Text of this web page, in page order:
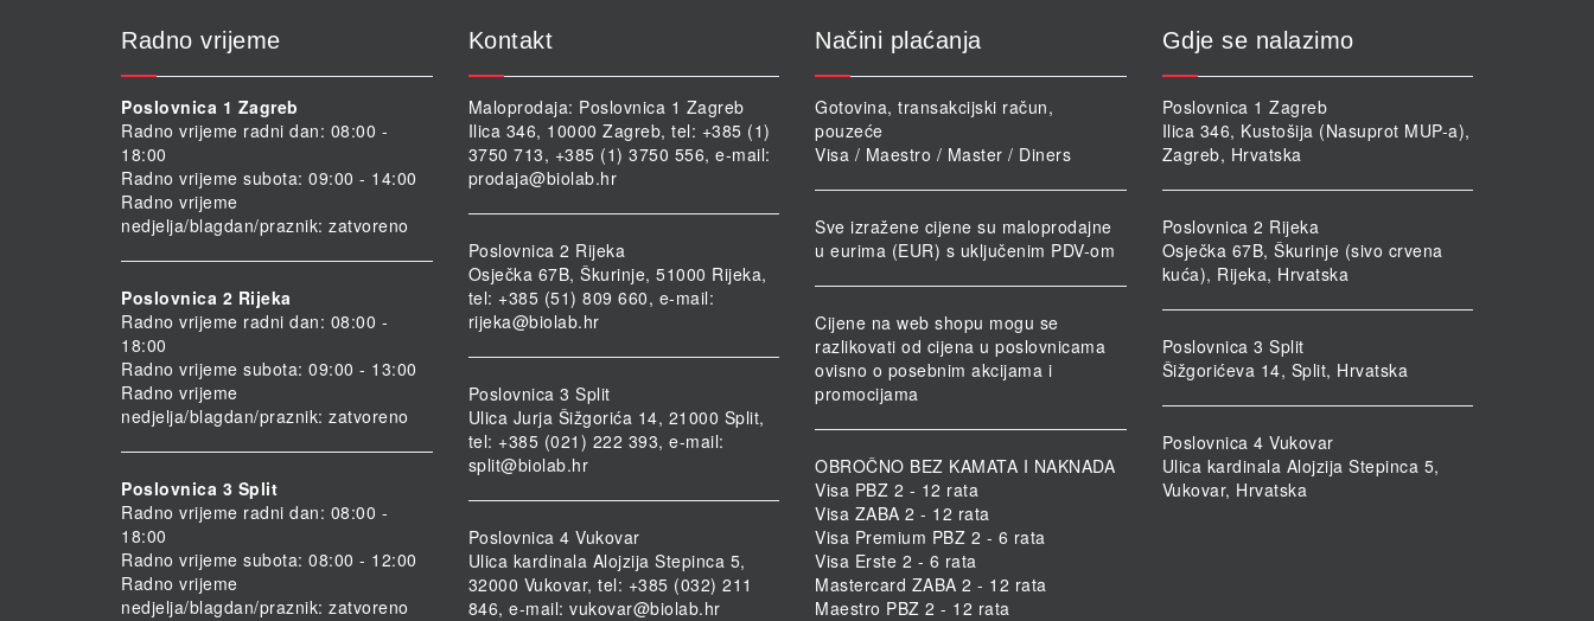
Radno vrijeme
Poslovnica 1 Zagreb
Radno vrijeme radni dan: 08:00 -
18:00
Radno vrijeme subota: 09:00 - 14:00
Radno vrijeme
nedjelja/blagdan/praznik: zatvoreno
Poslovnica 2 Rijeka
Radno vrijeme radni dan: 08:00 -
18:00
Radno vrijeme subota: 09:00 - 13:00
Radno vrijeme
nedjelja/blagdan/praznik: zatvoreno
Poslovnica 3 Split
Radno vrijeme radni dan: 08:00 -
18:00
Radno vrijeme subota: 08:00 - 12:00
Radno vrijeme
nedjelja/blagdan/praznik: zatvoreno
Kontakt
Maloprodaja: Poslovnica 1 Zagreb
Ilica 346, 10000 Zagreb, tel: +385 (1)
3750 713, +385 (1) 3750 556, e-mail:
prodaja@biolab.hr
Poslovnica 2 Rijeka
Osječka 67B, Škurinje, 51000 Rijeka,
tel: +385 (51) 809 660, e-mail:
rijeka@biolab.hr
Poslovnica 3 Split
Ulica Jurja Šižgorića 14, 21000 Split,
tel: +385 (021) 222 393, e-mail:
split@biolab.hr
Poslovnica 4 Vukovar
Ulica kardinala Alojzija Stepinca 5,
32000 Vukovar, tel: +385 (032) 211
846, e-mail: vukovar@biolab.hr
Načini plaćanja
Gotovina, transakcijski račun,
pouzeće
Visa / Maestro / Master / Diners
Sve izražene cijene su maloprodajne
u eurima (EUR) s uključenim PDV-om
Cijene na web shopu mogu se
razlikovati od cijena u poslovnicama
ovisno o posebnim akcijama i
promocijama
OBROČNO BEZ KAMATA I NAKNADA
Visa PBZ 2 - 12 rata
Visa ZABA 2 - 12 rata
Visa Premium PBZ 2 - 6 rata
Visa Erste 2 - 6 rata
Mastercard ZABA 2 - 12 rata
Maestro PBZ 2 - 12 rata
Gdje se nalazimo
Poslovnica 1 Zagreb
Ilica 346, Kustošija (Nasuprot MUP-a),
Zagreb, Hrvatska
Poslovnica 2 Rijeka
Osječka 67B, Škurinje (sivo crvena
kuća), Rijeka, Hrvatska
Poslovnica 3 Split
Šižgorićeva 14, Split, Hrvatska
Poslovnica 4 Vukovar
Ulica kardinala Alojzija Stepinca 5,
Vukovar, Hrvatska